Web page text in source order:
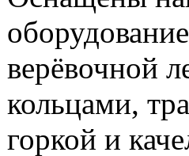
верёвочной
кольцами,
горкой и